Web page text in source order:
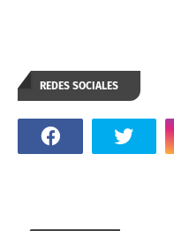
REDES SOCIALES